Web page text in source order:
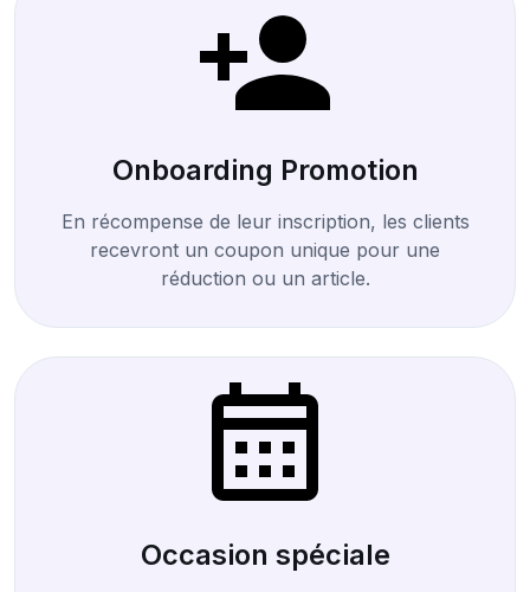
Onboarding Promotion
En récompense de leur inscription, les clients
recevront un coupon unique pour une
réduction ou un article.
Occasion spéciale